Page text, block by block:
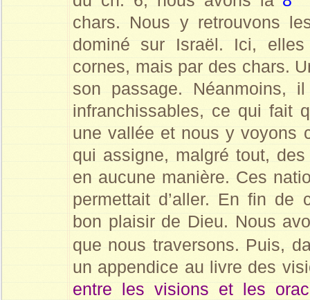
chars. Nous y retrouvons
dominé sur Israël. Ici,
cornes, mais par des chars.
son passage. Néanmoins,
infranchissables, ce qui fait
une vallée et nous y voyons
qui assigne, malgré tout,
en aucune manière. Ces
permettait d’aller. En fin de
bon plaisir de Dieu. Nous
que nous traversons. Puis,
un appendice au livre des
entre les visions et les